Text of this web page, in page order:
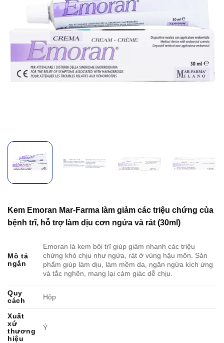
Kem Emoran Mar-Farma làm giảm các triệu chứng của
bệnh trĩ, hỗ trợ làm dịu cơn ngứa và rát (30ml)
Mô tả
ngắn
Emoran là kem bôi trĩ giúp giảm nhanh các triệu
chứng khó chịu như ngứa, rát ở vùng hậu môn. Sản
phẩm giúp làm dịu, làm mềm da, ngăn ngừa kích ứng
và tắc nghẽn, mang lại cảm giác dễ chịu.
Quy
cách
Hộp
Xuất
xứ
thương
hiệu
Ý